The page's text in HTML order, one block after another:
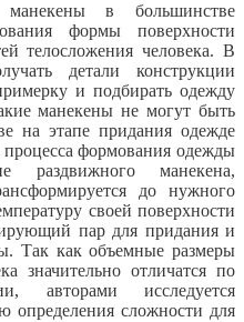
в большинстве
формы поверхности
телосложения человека. В
детали конструкции
и подбирать одежду
манекены не могут быть
на этапе придания одежде
формования одежды
раздвижного манекена,
до нужного
своей поверхности
пар для придания и
Так как объемные размеры
значительно отличатся по
авторами исследуется
определения сложности для